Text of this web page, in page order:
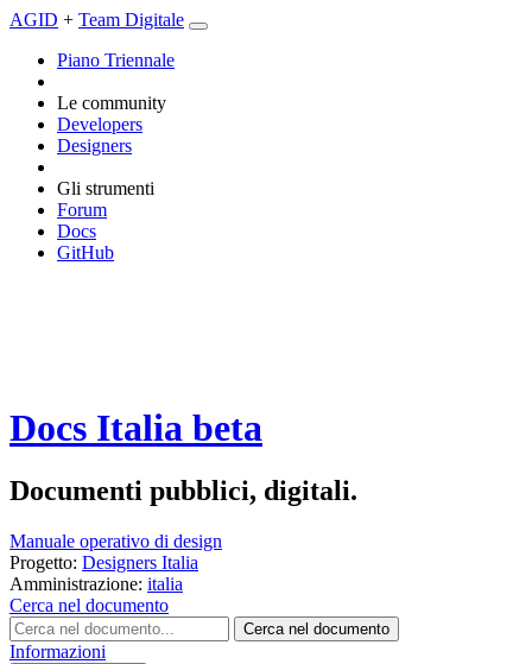
AGID + Team Digitale
Piano Triennale
Le community
Developers
Designers
Gli strumenti
Forum
Docs
GitHub
Docs Italia beta
Documenti pubblici, digitali.
Manuale operativo di design
Progetto: Designers Italia
Amministrazione: italia
Cerca nel documento
Cerca nel documento
Informazioni